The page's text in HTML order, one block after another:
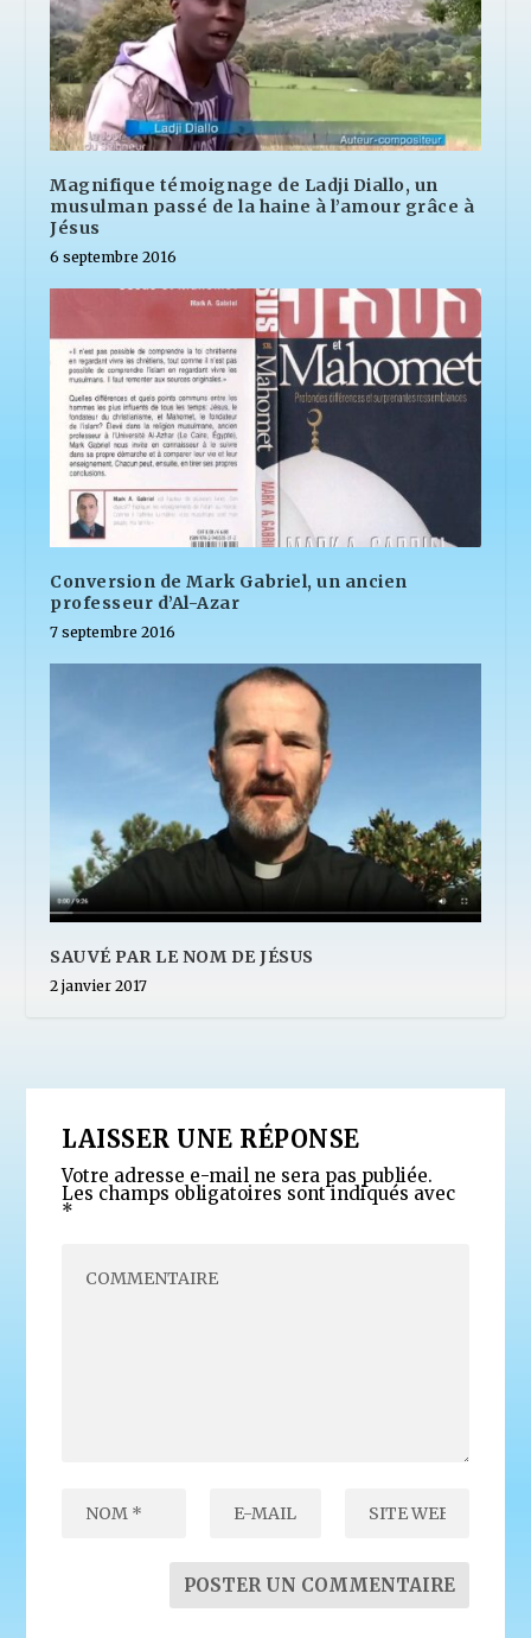
Magnifique témoignage de Ladji Diallo, un
musulman passé de la haine à l’amour grâce à
Jésus
6 septembre 2016
Conversion de Mark Gabriel, un ancien
professeur d’Al-Azar
7 septembre 2016
SAUVÉ PAR LE NOM DE JÉSUS
2 janvier 2017
LAISSER UNE RÉPONSE
Votre adresse e-mail ne sera pas publiée.
Les champs obligatoires sont indiqués avec
*